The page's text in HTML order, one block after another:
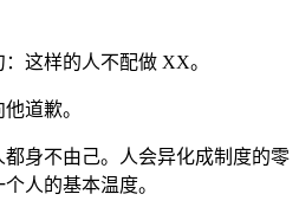
这样的人不配做 XX。
道歉。
身不由己。人会异化成制度的零
人的基本温度。